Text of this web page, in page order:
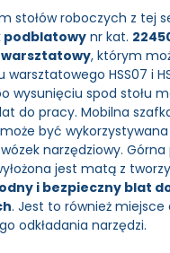
stołów roboczych z tej
nr kat.
, którym
warsztatowego HSS07 i
wysunięciu spod stołu
do pracy. Mobilna
być wykorzystywana
narzędziowy.
jest matą z
i bezpieczny blat
. Jest to również miejsce
odkładania narzędzi.